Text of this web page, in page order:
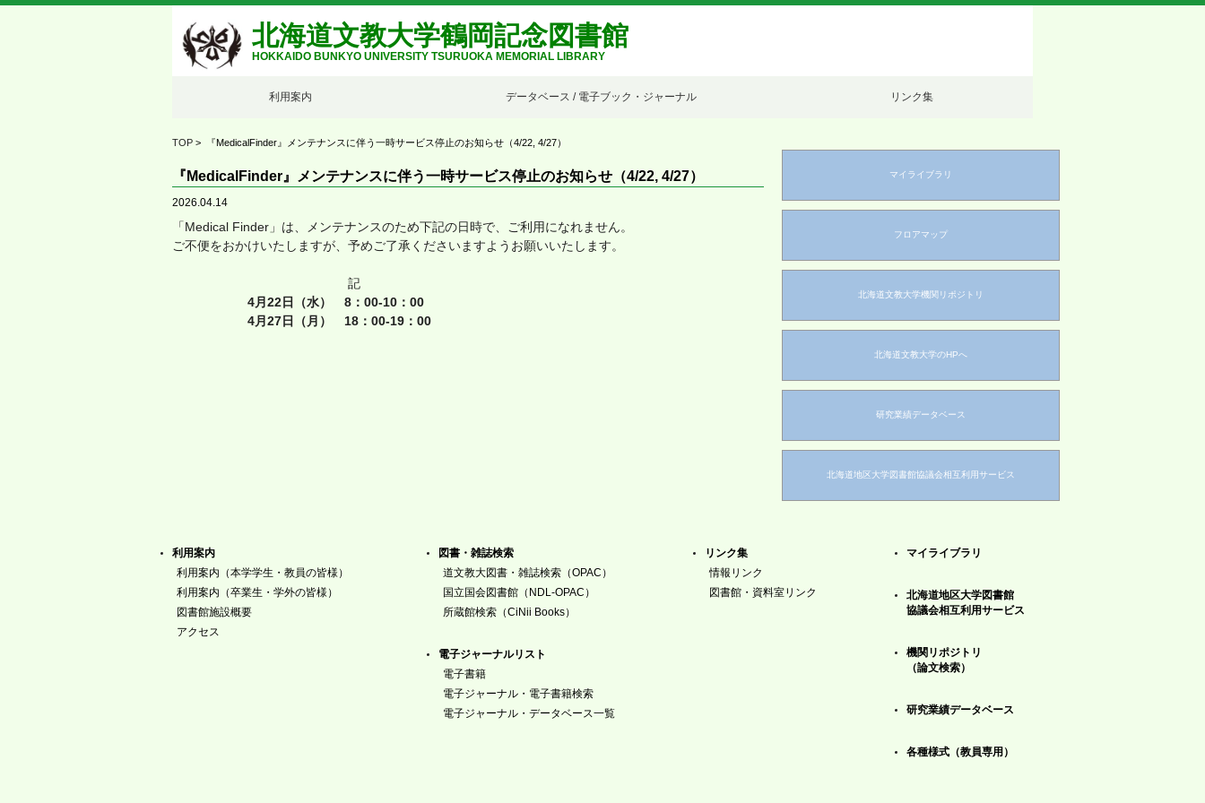
北海道文教大学鶴岡記念図書館
HOKKAIDO BUNKYO UNIVERSITY TSURUOKA MEMORIAL LIBRARY
利用案内 データベース / 電子ブック・ジャーナル リンク集
TOP > 『MedicalFinder』メンテナンスに伴う一時サービス停止のお知らせ（4/22, 4/27）
マイライブラリ
フロアマップ
北海道文教大学機関リポジトリ
北海道文教大学のHPへ
研究業績データベース
北海道地区大学図書館協議会相互利用サービス
『MedicalFinder』メンテナンスに伴う一時サービス停止のお知らせ（4/22, 4/27）
2026.04.14
「Medical Finder」は、メンテナンスのため下記の日時で、ご利用になれません。
ご不便をおかけいたしますが、予めご了承くださいますようお願いいたします。
記
4月22日（水） 8：00-10：00
4月27日（月） 18：00-19：00
利用案内
利用案内（本学学生・教員の皆様）
利用案内（卒業生・学外の皆様）
図書館施設概要
アクセス
図書・雑誌検索
道文教大図書・雑誌検索（OPAC）
国立国会図書館（NDL-OPAC）
所蔵館検索（CiNii Books）
電子ジャーナルリスト
電子書籍
電子ジャーナル・電子書籍検索
電子ジャーナル・データベース一覧
リンク集
情報リンク
図書館・資料室リンク
マイライブラリ
北海道地区大学図書館
協議会相互利用サービス
機関リポジトリ
（論文検索）
研究業績データベース
各種様式（教員専用）